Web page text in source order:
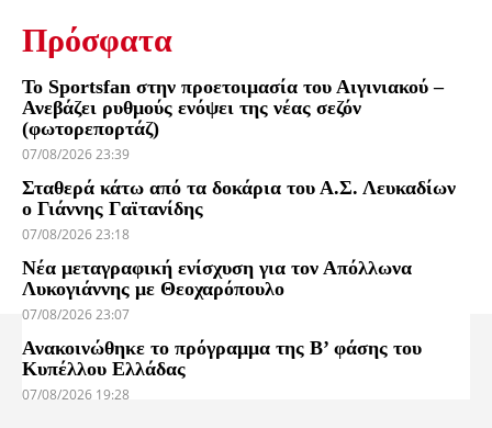
Πρόσφατα
Το Sportsfan στην προετοιμασία του Αιγινιακού –
Ανεβάζει ρυθμούς ενόψει της νέας σεζόν
(φωτορεπορτάζ)
07/08/2026 23:39
Σταθερά κάτω από τα δοκάρια του Α.Σ. Λευκαδίων
ο Γιάννης Γαϊτανίδης
07/08/2026 23:18
Νέα μεταγραφική ενίσχυση για τον Απόλλωνα
Λυκογιάννης με Θεοχαρόπουλο
07/08/2026 23:07
Ανακοινώθηκε το πρόγραμμα της Β’ φάσης του
Κυπέλλου Ελλάδας
07/08/2026 19:28